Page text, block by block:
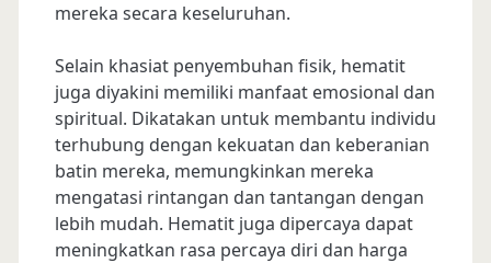
mereka secara keseluruhan.
Selain khasiat penyembuhan fisik, hematit
juga diyakini memiliki manfaat emosional dan
spiritual. Dikatakan untuk membantu individu
terhubung dengan kekuatan dan keberanian
batin mereka, memungkinkan mereka
mengatasi rintangan dan tantangan dengan
lebih mudah. Hematit juga dipercaya dapat
meningkatkan rasa percaya diri dan harga